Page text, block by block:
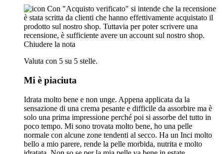
Con "Acquisto verificato" si intende che la recensione
è stata scritta da clienti che hanno effettivamente acquistato il
prodotto sul nostro shop. Tuttavia per poter scrivere una
recensione, è sufficiente avere un account sul nostro shop.
Chiudere la nota
Valuta con 5 su 5 stelle.
Mi è piaciuta
Idrata molto bene e non unge. Appena applicata da la
sensazione di una crema pesante e difficile da assorbire ma è
solo una prima impressione perché poi si assorbe del tutto in
poco tempo. Mi sono trovata molto bene, ho una pelle
normale con alcune zone tendenti al secco. Ha un Inci molto
bello a mio parere, rende la pelle morbida, nutrita e molto